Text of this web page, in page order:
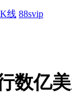
K线 88svip
数亿